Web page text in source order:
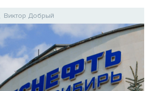
Виктор Добрый